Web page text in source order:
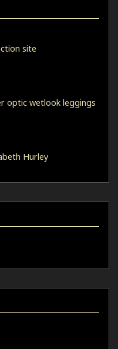
site
optic wetlook leggings
Hurley